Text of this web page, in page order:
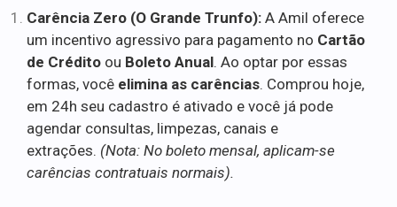
Carência Zero (O Grande Trunfo): A Amil oferece
um incentivo agressivo para pagamento no Cartão
de Crédito ou Boleto Anual. Ao optar por essas
formas, você elimina as carências. Comprou hoje,
em 24h seu cadastro é ativado e você já pode
agendar consultas, limpezas, canais e
extrações. (Nota: No boleto mensal, aplicam-se
carências contratuais normais).